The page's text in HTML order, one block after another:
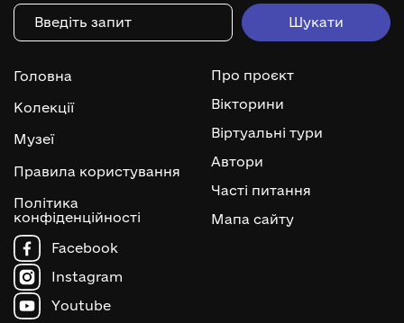
Головна
Колекції
Музеї
Правила користування
Політика
конфіденційності
Про проєкт
Вікторини
Віртуальні тури
Автори
Часті питання
Мапа сайту
Facebook
Instagram
Youtube